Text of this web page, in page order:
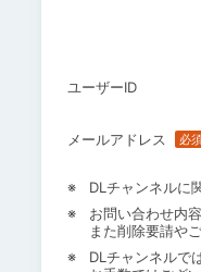
ユーザーID
メールアドレス
DLチャンネルに
お問い合わせ内
また削除要請や
DLチャンネルで